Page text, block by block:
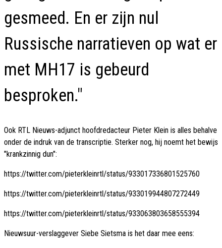
gesmeed. En er zijn nul
Russische narratieven op wat er
met MH17 is gebeurd
besproken."
Ook RTL Nieuws-adjunct hoofdredacteur Pieter Klein is alles behalve
onder de indruk van de transcriptie. Sterker nog, hij noemt het bewijs
"krankzinnig dun":
https://twitter.com/pieterkleinrtl/status/933017336801525760
https://twitter.com/pieterkleinrtl/status/933019944807272449
https://twitter.com/pieterkleinrtl/status/933063803658555394
Nieuwsuur-verslaggever Siebe Sietsma is het daar mee eens: